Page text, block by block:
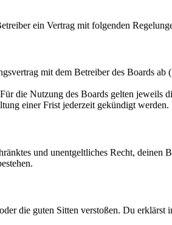
ein Vertrag mit folgenden
mit dem Betreiber des Boards
die Nutzung des Boards gelten jeweils
einer Frist jederzeit gekündigt werden.
und unentgeltliches Recht, deinen
die guten Sitten verstoßen. Du erklärst